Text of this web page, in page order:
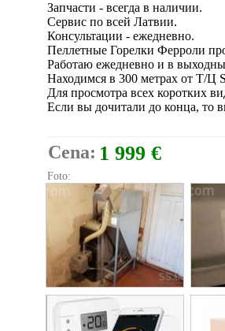
Запчасти - всегда в наличии.
Сервис по всей Латвии.
Консультации - ежедневно.
Пеллетные Горелки Ферроли
Работаю ежедневно и в
Находимся в 300 метрах от Т/Ц
Для просмотра всех коротких
Если вы дочитали до конца, то
Cena: 1 999 €
Foto: